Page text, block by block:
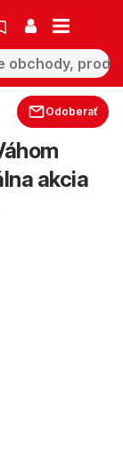
Odoberať
akcia